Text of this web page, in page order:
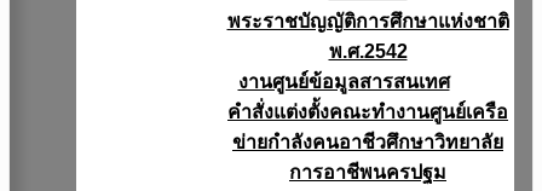
พระราชบัญญัติการศึกษาแห่งชาติ
พ.ศ.2542
งานศูนย์ข้อมูลสารสนเทศ
คำสั่งแต่งตั้งคณะทำงานศูนย์เครือ
ข่ายกำลังคนอาชีวศึกษาวิทยาลัย
การอาชีพนครปฐม